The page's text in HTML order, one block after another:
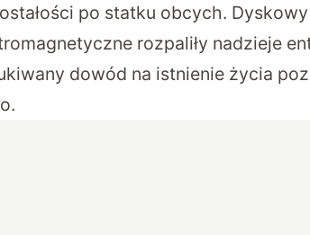
po statku obcych.
rozpaliły nadzieje
dowód na istnienie życia